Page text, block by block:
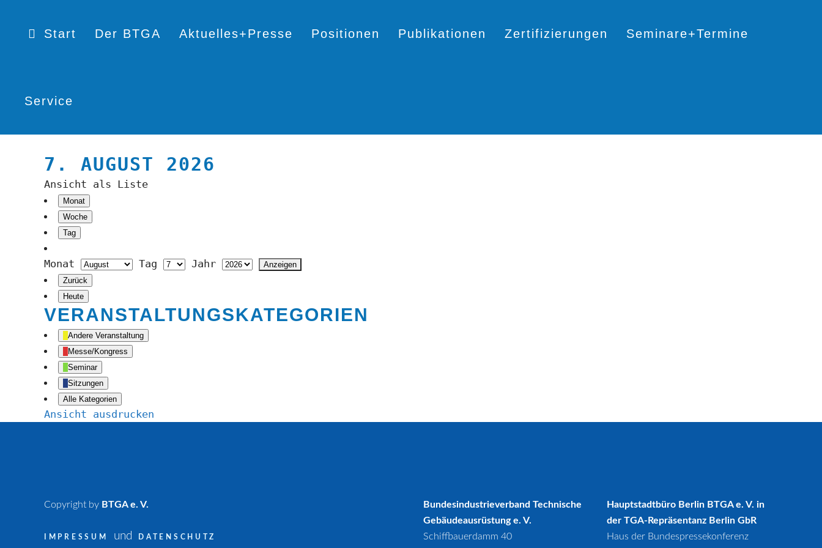
Start Der BTGA Aktuelles+Presse Positionen Publikationen Zertifizierungen Seminare+Termine
Service
7. AUGUST 2026
Ansicht als Liste
Monat
Woche
Tag
Monat Tag Jahr
Zurück
Heute
VERANSTALTUNGSKATEGORIEN
Andere Veranstaltung
Messe/Kongress
Seminar
Sitzungen
Alle Kategorien
Ansicht ausdrucken
Copyright by BTGA e. V.
IMPRESSUM und DATENSCHUTZ
Bundesindustrieverband Technische
Gebäudeausrüstung e. V.
Schiffbauerdamm 40
Hauptstadtbüro Berlin BTGA e. V. in
der TGA-Repräsentanz Berlin GbR
Haus der Bundespressekonferenz